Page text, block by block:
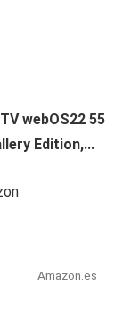
webOS22 55
Edition,...
Amazon.es